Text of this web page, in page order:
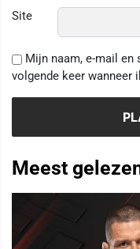
Site
Mijn naam, e-mail en
volgende keer wanneer
Meest